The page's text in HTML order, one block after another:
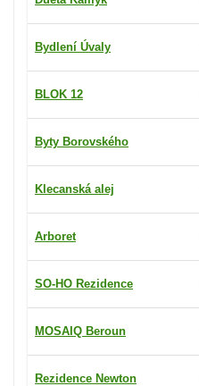
Bydlení Úvaly
BLOK 12
Byty Borovského
Klecanská alej
Arboret
SO-HO Rezidence
MOSAIQ Beroun
Rezidence Newton